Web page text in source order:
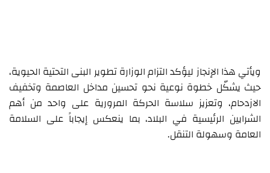
ويأتي هذا الإنجاز ليؤكد التزام الوزارة تطوير البنى التحتية الحيوية،
حيث يشكّل خطوة نوعية نحو تحسين مداخل العاصمة وتخفيف
الازدحام، وتعزيز سلاسة الحركة المرورية على واحد من أهم
الشرايين الرئيسية في البلاد، بما ينعكس إيجاباً على السلامة
العامة وسهولة التنقل.